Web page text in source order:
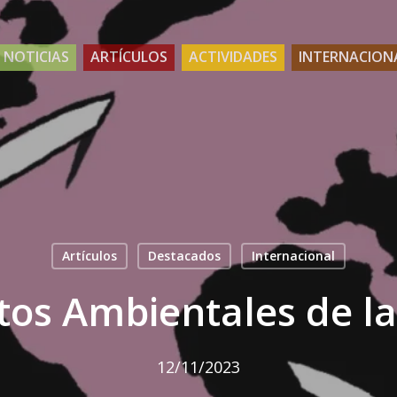
NOTICIAS ARTÍCULOS ACTIVIDADES
Artículos Destacados Internacional
Ambientales de
12/11/2023